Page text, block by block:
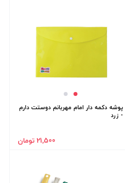
پوشه دکمه دار امام مهربانم دوستت دارم
- زرد
21٬500 تومان